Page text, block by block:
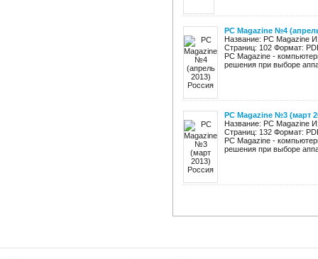
PC Magazine №4
Название: PC Magazine
Страниц: 102 Формат:
PC Magazine -
решения при выборе
PC Magazine №3 (март
Название: PC Magazine
Страниц: 132 Формат:
PC Magazine -
решения при выборе